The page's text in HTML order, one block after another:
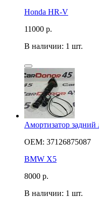
Honda HR-V
11000 р.
В наличии: 1 шт.
Амортизатор
OEM: 37126875087
BMW X5
8000 р.
В наличии: 1 шт.